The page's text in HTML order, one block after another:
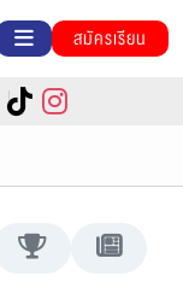
สมัครเรียน